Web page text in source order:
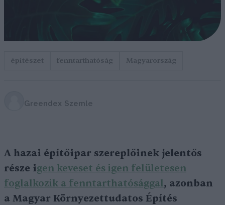
építészet fenntarthatóság Magyarország
Greendex Szemle
A hazai építőipar szereplőinek jelentős
része igen keveset és igen felületesen
foglalkozik a fenntarthatósággal, azonban
a Magyar Környezettudatos Építés